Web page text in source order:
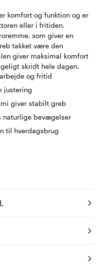
komfort og funktion og er
eller i fritiden.
som giver en
takket være den
giver maksimal komfort
skridt hele dagen.
og fritid
justering
giver stabilt greb
naturlige bevægelser
til hverdagsbrug